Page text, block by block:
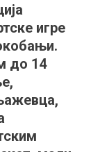
игре
до 14